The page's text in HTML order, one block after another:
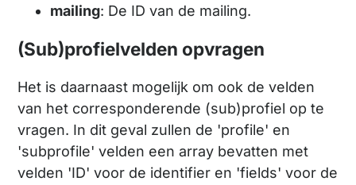
mailing: De ID van de mailing.
(Sub)profielvelden opvragen
Het is daarnaast mogelijk om ook de velden
van het corresponderende (sub)profiel op te
vragen. In dit geval zullen de 'profile' en
'subprofile' velden een array bevatten met
velden 'ID' voor de identifier en 'fields' voor de